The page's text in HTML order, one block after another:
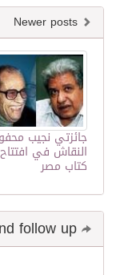
جائزتي نجيب
النقاش في
كتاب مصر